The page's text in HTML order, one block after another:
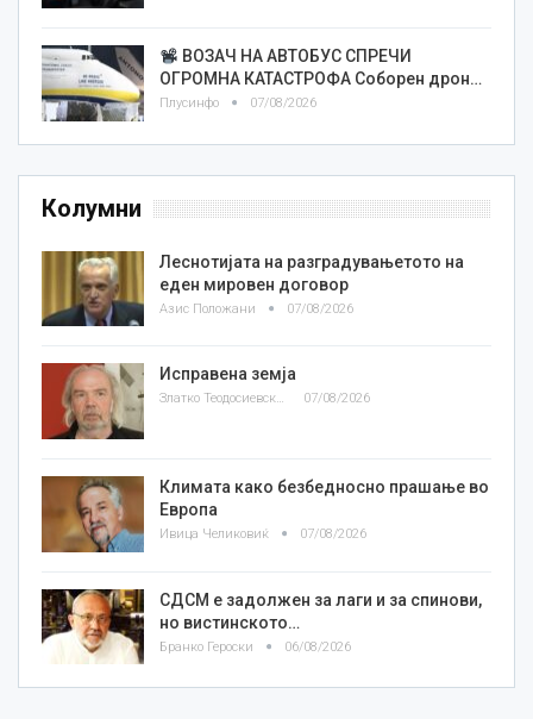
ВОЗАЧ НА АВТОБУС СПРЕЧИ
ОГРОМНА КАТАСТРОФА Соборен дрон…
Плусинфо 07/08/2026
Колумни
Леснотијата на разградувањетото на
еден мировен договор
Азис Положани 07/08/2026
Исправена земја
Златко Теодосиевски 07/08/2026
Климата како безбедносно прашање во
Европа
Ивица Челиковиќ 07/08/2026
СДСМ е задолжен за лаги и за спинови,
но вистинското…
Бранко Героски 06/08/2026